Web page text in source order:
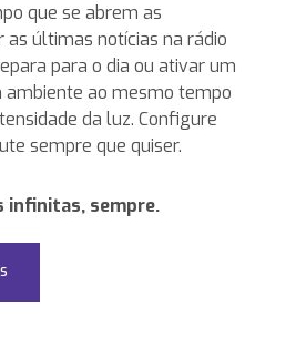
que se abrem as
as últimas notícias na rádio
para o dia ou ativar um
ambiente ao mesmo tempo
da luz. Configure
sempre que quiser.
infinitas, sempre.